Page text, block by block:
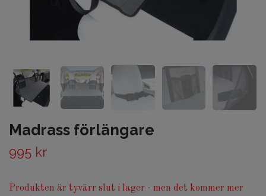
Madrass förlängare
995 kr
Produkten är tyvärr slut i lager - men det kommer mer